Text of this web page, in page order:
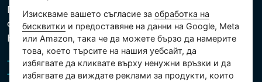
Политика за защита на личните и други
обработвани данни
Настройки на бисквитките
Изискваме вашето съгласие заобработка на
бисквитки и предоставяне на данни на Google, Meta
или Amazon, така че да можете бързо да намерите
това, което търсите на нашия уебсайт, да
избягвате да кликвате върху ненужни връзки и да
избягвате да виждате реклами за продукти, които